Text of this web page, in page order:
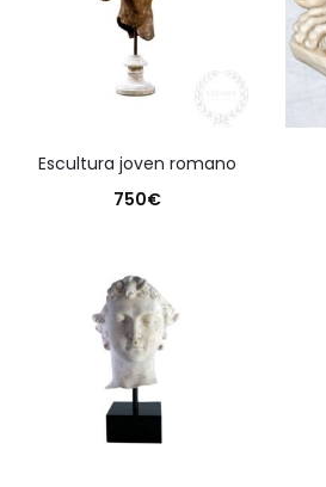
escultura joven romano
750€